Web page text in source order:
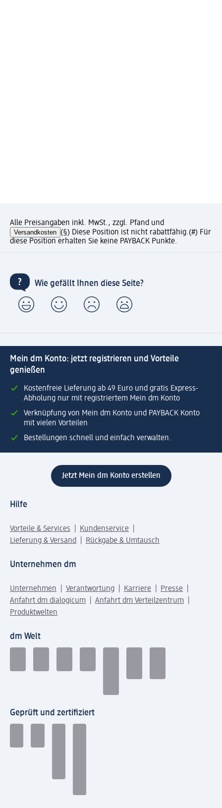
Alle Preisangaben inkl. MwSt., zzgl. Pfand und
Versandkosten (§) Diese Position ist nicht rabattfähig.(#) Für
diese Position erhalten Sie keine PAYBACK Punkte.
Wie gefällt Ihnen diese Seite?
Mein dm Konto: jetzt registrieren und Vorteile
genießen
Kostenfreie Lieferung ab 49 Euro und gratis Express-
Abholung nur mit registriertem Mein dm Konto
Verknüpfung von Mein dm Konto und PAYBACK Konto
mit vielen Vorteilen
Bestellungen schnell und einfach verwalten.
Jetzt Mein dm Konto erstellen
Hilfe
Vorteile & Services
Kundenservice
Lieferung & Versand
Rückgabe & Umtausch
Unternehmen dm
Unternehmen Verantwortung Karriere
Presse
Anfahrt dm dialogicum
Anfahrt dm Verteilzentrum
Produktwelten
dm Welt
Geprüft und zertifiziert